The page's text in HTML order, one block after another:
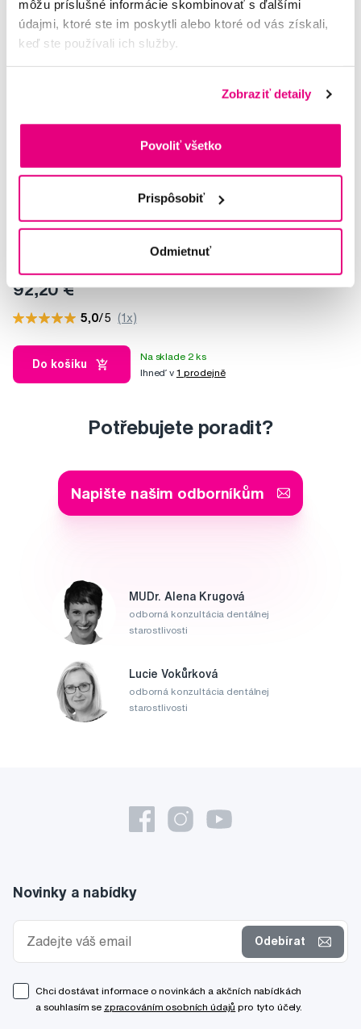
môžu príslušné informácie skombinovať s ďalšími
údajmi, ktoré ste im poskytli alebo ktoré od vás získali,
keď ste používali ich služby.
Zobraziť detaily
Povoliť všetko
Prispôsobiť
Odmietnuť
Novinka
SWISSDENT EXTREME ft. MAISON MOLLERUS
92,20 €
5,0/5 (1x)
Do košíku
Na sklade 2 ks
Ihneď v 1 prodejně
Potřebujete poradit?
Napište našim odborníkům
MUDr. Alena Krugová
odborná konzultácia dentálnej
starostlivosti
Lucie Vokůrková
odborná konzultácia dentálnej
starostlivosti
Novinky a nabídky
Odebírat
Chci dostávat informace o novinkách a akčních nabídkách
a souhlasím se zpracováním osobních údajů pro tyto účely.